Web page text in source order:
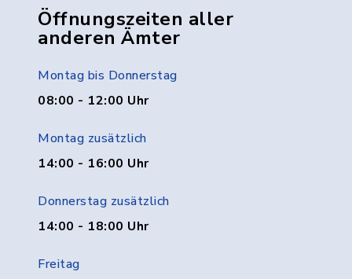
Öffnungszeiten aller
anderen Ämter
Montag bis Donnerstag
08:00 - 12:00 Uhr
Montag zusätzlich
14:00 - 16:00 Uhr
Donnerstag zusätzlich
14:00 - 18:00 Uhr
Freitag